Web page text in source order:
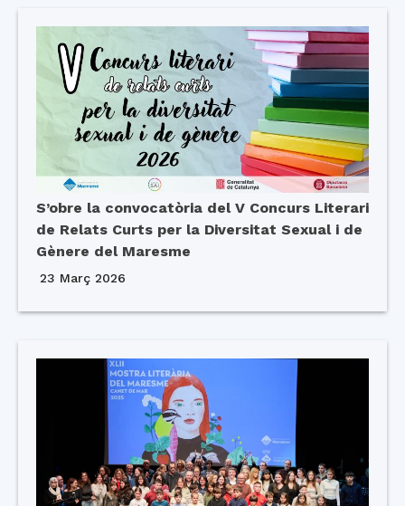
S’obre la convocatòria del V Concurs Literari
de Relats Curts per la Diversitat Sexual i de
Gènere del Maresme
23 Març 2026